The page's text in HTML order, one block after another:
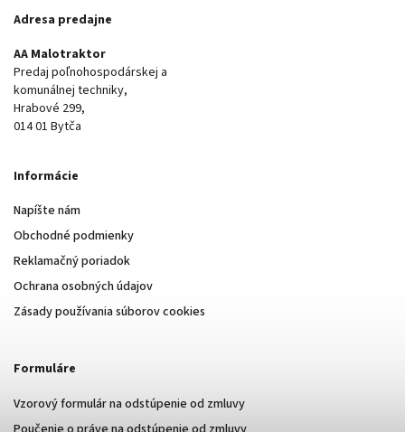
Adresa predajne
AA Malotraktor
Predaj poľnohospodárskej a
komunálnej techniky,
Hrabové 299,
014 01 Bytča
Informácie
Napíšte nám
Obchodné podmienky
Reklamačný poriadok
Ochrana osobných údajov
Zásady používania súborov cookies
Formuláre
Vzorový formulár na odstúpenie od zmluvy